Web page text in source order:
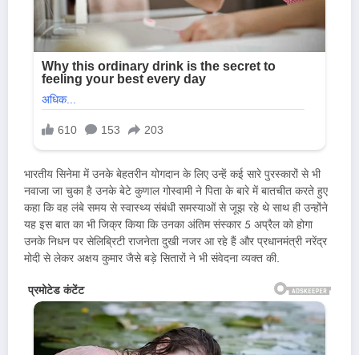
भारतीय सिनेमा में उनके बेहतरीन योगदान के लिए उन्हें कई सारे पुरस्कारों से भी
नवाजा जा चुका है उनके बेटे कुणाल गोस्वामी ने पिता के बारे में बातचीत करते हुए
कहा कि वह लंबे समय से स्वास्थ्य संबंधी समस्याओं से जूझ रहे थे साथ ही उन्होंने
यह इस बात का भी जिक्र किया कि उनका अंतिम संस्कार 5 अप्रैल को होगा
उनके निधन पर सेलिब्रिटी राजनेता दुखी नजर आ रहे हैं और प्रधानमंत्री नरेंद्र
मोदी से लेकर अक्षय कुमार जैसे बड़े सितारों ने भी संवेदना व्यक्त की.